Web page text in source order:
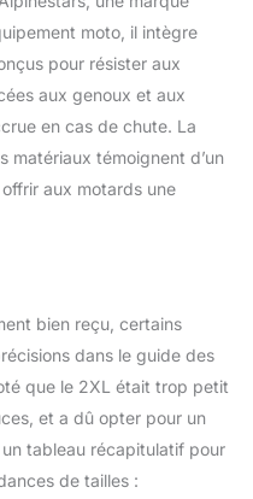
moto, il intègre
pour résister aux
aux genoux et aux
en cas de chute. La
matériaux témoignent d’un
aux motards une
bien reçu, certains
dans le guide des
que le 2XL était trop petit
et a dû opter pour un
tableau récapitulatif pour
de tailles :